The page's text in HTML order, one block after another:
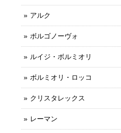
アルク
ボルゴノーヴォ
ルイジ・ボルミオリ
ボルミオリ・ロッコ
クリスタレックス
レーマン